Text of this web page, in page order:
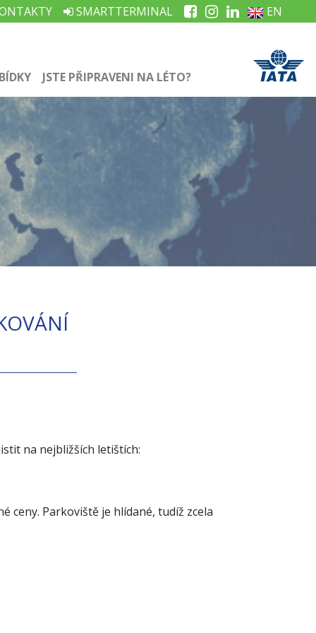
SMARTTERMINAL EN
JSTE PŘIPRAVENI NA LÉTO?
na nejbližších letištích:
ceny. Parkoviště je hlídané, tudíž zcela